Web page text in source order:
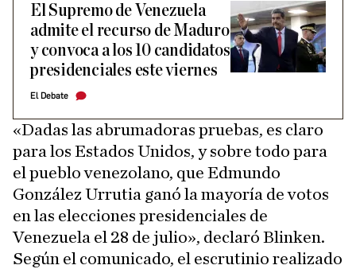
El Supremo de Venezuela
admite el recurso de Maduro
y convoca a los 10 candidatos
presidenciales este viernes
El Debate
«Dadas las abrumadoras pruebas, es claro
para los Estados Unidos, y sobre todo para
el pueblo venezolano, que Edmundo
González Urrutia ganó la mayoría de votos
en las elecciones presidenciales de
Venezuela el 28 de julio», declaró Blinken.
Según el comunicado, el escrutinio realizado